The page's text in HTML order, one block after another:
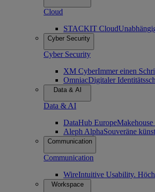
Cloud
STACKIT Cloud
Cyber Security
Cyber Security
XM CyberImmer einen
OmniacDigitaler
Data & AI
Data & AI
DataHub Europe
Aleph AlphaSouveräne
Communication
Communication
WireIntuitive Usability.
Workspace